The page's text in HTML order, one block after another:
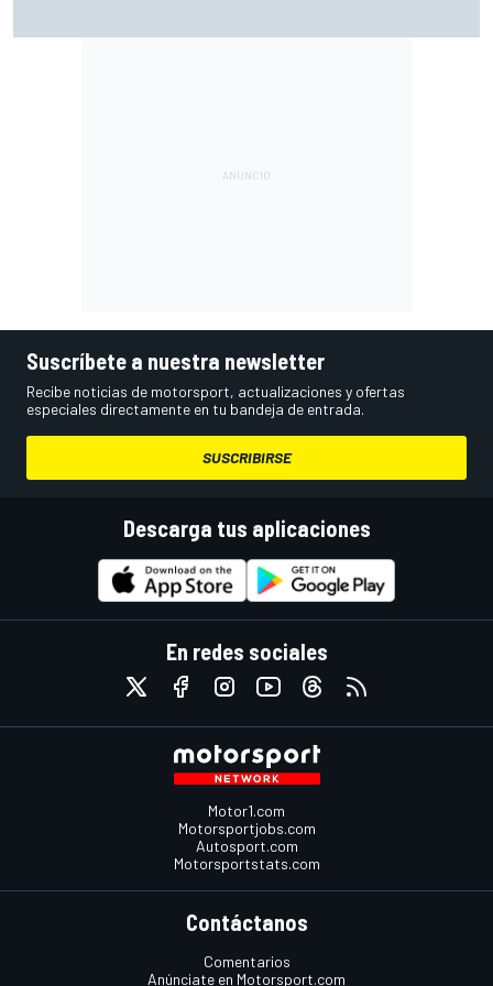
Suscríbete a nuestra newsletter
Recibe noticias de motorsport, actualizaciones y ofertas
especiales directamente en tu bandeja de entrada.
SUSCRIBIRSE
Descarga tus aplicaciones
En redes sociales
Motor1.com
Motorsportjobs.com
Autosport.com
Motorsportstats.com
Contáctanos
Comentarios
Anúnciate en Motorsport.com